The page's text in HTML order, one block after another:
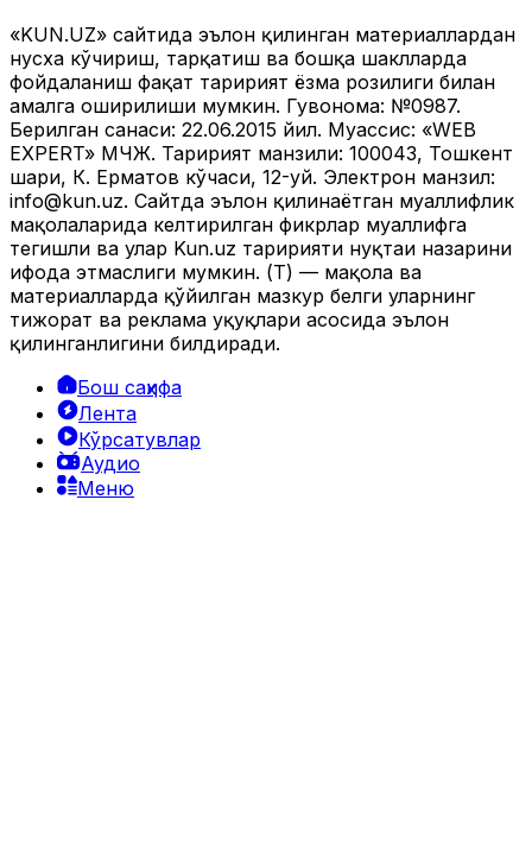
«KUN.UZ» сайтида эълон қилинган материаллардан
нусха кўчириш, тарқатиш ва бошқа шаклларда
фойдаланиш фақат таҳририят ёзма розилиги билан
амалга оширилиши мумкин. Гувоҳнома: №0987.
Берилган санаси: 22.06.2015 йил. Муассис: «WEB
EXPERT» МЧЖ. Таҳририят манзили: 100043, Тошкент
шаҳри, К. Ерматов кўчаси, 12-уй. Электрон манзил:
info@kun.uz. Сайтда эълон қилинаётган муаллифлик
мақолаларида келтирилган фикрлар муаллифга
тегишли ва улар Kun.uz таҳририяти нуқтаи назарини
ифода этмаслиги мумкин. (Т) — мақола ва
материалларда қўйилган мазкур белги уларнинг
тижорат ва реклама ҳуқуқлари асосида эълон
қилинганлигини билдиради.
Бош саҳифа
Лента
Кўрсатувлар
Аудио
Меню